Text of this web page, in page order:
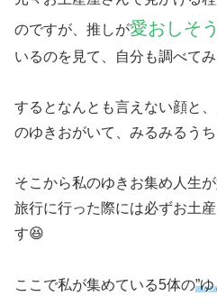
のですが、推しが愛おしそ
いるのを見て、自分も調べてみ
するとなんとも言えない顔と
のゆきおがいて、みるみるうち
そこから私のゆきお集め人生が
旅行に行った際には必ずお土
す😆
ここで私が集めている5体の”